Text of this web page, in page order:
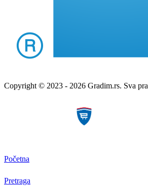
Copyright © 2023 - 2026 Gradim.rs. Sva
Početna
Pretraga